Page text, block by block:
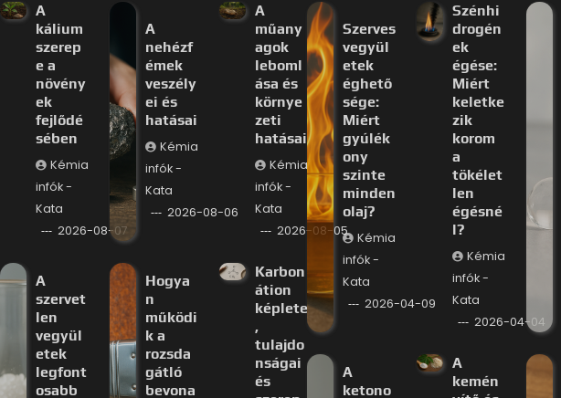
A
kálium
szerep
e a
növény
ek
fejlődé
sében
Kémia
infók -
Kata
2026-08-07
A
nehézf
émek
veszély
ei és
hatásai
Kémia
infók -
Kata
2026-08-06
A
műany
agok
leboml
ása és
környe
zeti
hatásai
Kémia
infók -
Kata
2026-08-05
A
szervet
len
vegyül
etek
legfont
osabb
Hogya
n
működi
k a
rozsda
gátló
bevona
Karbon
átion
képlete
,
tulajdo
nságai
és
Szerves
vegyül
etek
éghető
sége:
Miért
gyúlék
ony
szinte
minden
olaj?
Kémia
infók -
Kata
2026-04-09
Szénhi
drogén
ek
égése:
Miért
keletke
zik
korom
a
tökélet
len
égésné
l?
Kémia
infók -
Kata
2026-04-04
A
ketono
A
kemén